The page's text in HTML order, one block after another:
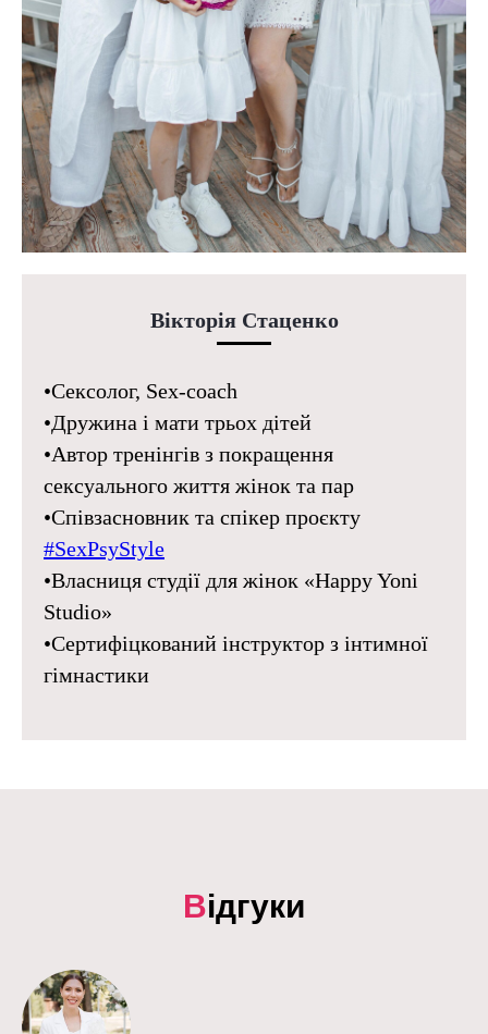
Вікторія Стаценко
•Сексолог, Sex-coach
•Дружина і мати трьох дітей
•Автор тренінгів з покращення
сексуального життя жінок та пар
•Співзасновник та спікер проєкту
#SexPsyStyle
•Власниця студії для жінок «Happy Yoni
Studio»
•Сертифіцкований інструктор з інтимної
гімнастики
Відгуки